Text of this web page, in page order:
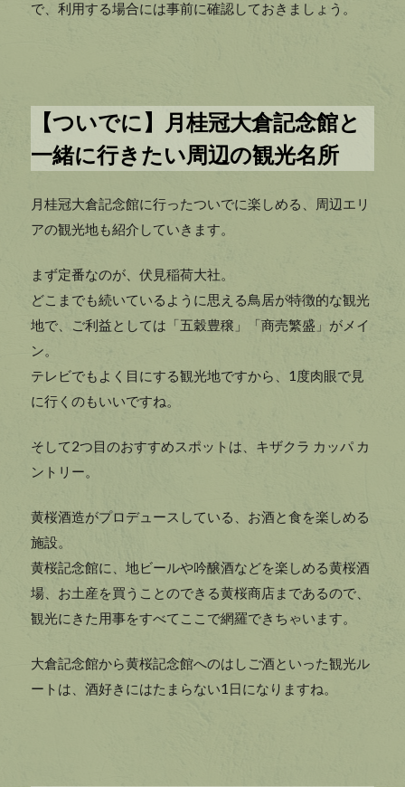
で、利用する場合には事前に確認しておきましょう。
【ついでに】月桂冠大倉記念館と
一緒に行きたい周辺の観光名所
月桂冠大倉記念館に行ったついでに楽しめる、周辺エリ
アの観光地も紹介していきます。
まず定番なのが、伏見稲荷大社。
どこまでも続いているように思える鳥居が特徴的な観光
地で、ご利益としては「五穀豊穣」「商売繁盛」がメイ
ン。
テレビでもよく目にする観光地ですから、1度肉眼で見
に行くのもいいですね。
そして2つ目のおすすめスポットは、キザクラ カッパ カ
ントリー。
黄桜酒造がプロデュースしている、お酒と食を楽しめる
施設。
黄桜記念館に、地ビールや吟醸酒などを楽しめる黄桜酒
場、お土産を買うことのできる黄桜商店まであるので、
観光にきた用事をすべてここで網羅できちゃいます。
大倉記念館から黄桜記念館へのはしご酒といった観光ル
ートは、酒好きにはたまらない1日になりますね。